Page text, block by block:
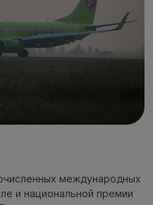
международных
и национальной премии